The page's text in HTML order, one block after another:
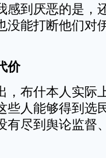
感到厌恶的是，
没能打断他们对
价
布什本人实际
些人能够得到选
有尽到舆论监督